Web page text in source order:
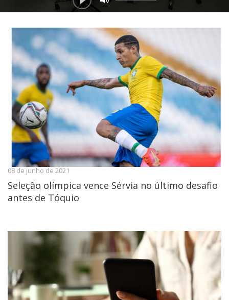
08 de junho de 2021
Seleção olímpica vence Sérvia no último desafio
antes de Tóquio